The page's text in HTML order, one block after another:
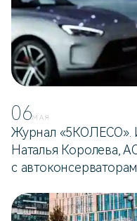
06МАЯ
Журнал «5КОЛЕСО».
Наталья Королева,
с